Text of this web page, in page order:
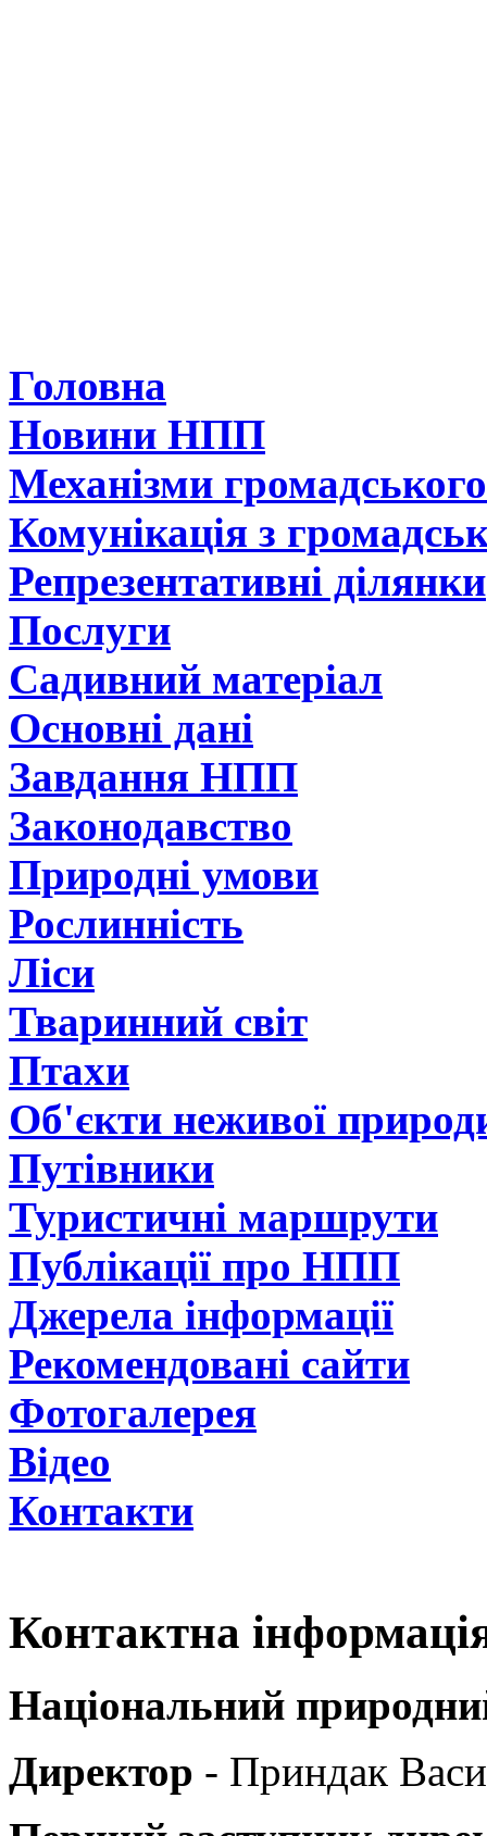
Головна
Новини НПП
Механізми
Комунікація з
Репрезентативні ділянки
Послуги
Садивний матеріал
Основні дані
Завдання НПП
Законодавство
Природні умови
Рослинність
Ліси
Тваринний світ
Птахи
Об'єкти неживої
Путівники
Туристичні маршрути
Публікації про НПП
Джерела інформації
Рекомендовані сайти
Фотогалерея
Відео
Контакти
Контактна
Національний
Директор - Приндак